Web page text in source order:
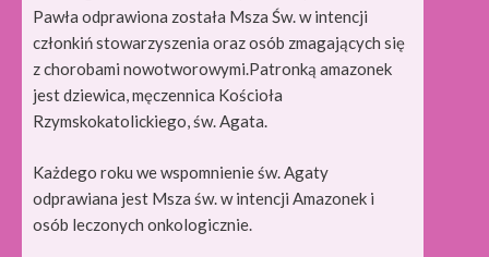
Pawła odprawiona została Msza Św. w intencji
członkiń stowarzyszenia oraz osób zmagających się
z chorobami nowotworowymi.Patronką amazonek
jest dziewica, męczennica Kościoła
Rzymskokatolickiego, św. Agata.
Każdego roku we wspomnienie św. Agaty
odprawiana jest Msza św. w intencji Amazonek i
osób leczonych onkologicznie.